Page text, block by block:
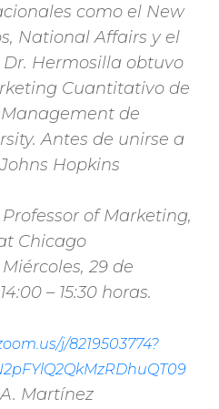
como el New
National Affairs y el
Hermosilla obtuvo
Cuantitativo de
de
Antes de unirse a
Hopkins
of Marketing,
Chicago
Miércoles, 29 de
– 15:30 horas.
j/8219503774?
09
Martínez